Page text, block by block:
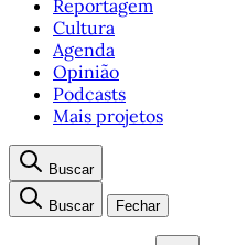
Reportagem
Cultura
Agenda
Opinião
Podcasts
Mais projetos
Buscar
Buscar Fechar